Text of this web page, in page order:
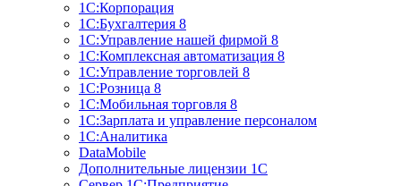
1С:Корпорация
1С:Бухгалтерия 8
1С:Управление нашей фирмой 8
1С:Комплексная автоматизация 8
1С:Управление торговлей 8
1С:Розница 8
1С:Мобильная торговля 8
1С:Зарплата и управление персоналом
1С:Аналитика
DataMobile
Дополнительные лицензии 1С